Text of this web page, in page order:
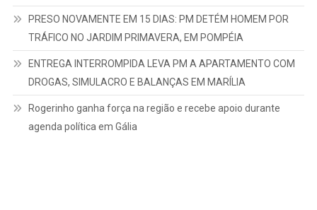
“É um verdadeiro orgulho para Marília”, afirma Vinicius
Camarinha nos 56 anos do 10º Grupamento de Bombeiros
PRESO NOVAMENTE EM 15 DIAS: PM DETÉM HOMEM POR
TRÁFICO NO JARDIM PRIMAVERA, EM POMPÉIA
ENTREGA INTERROMPIDA LEVA PM A APARTAMENTO COM
DROGAS, SIMULACRO E BALANÇAS EM MARÍLIA